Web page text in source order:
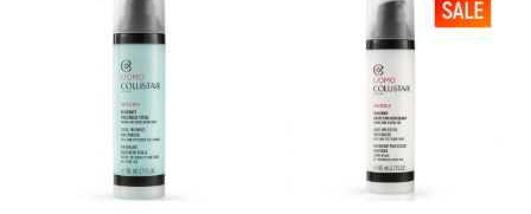
verlanglijst
verlanglijst